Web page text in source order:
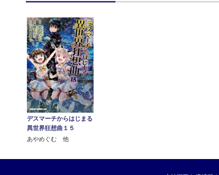
デスマーチからはじまる
異世界狂想曲１５
あやめぐむ 他